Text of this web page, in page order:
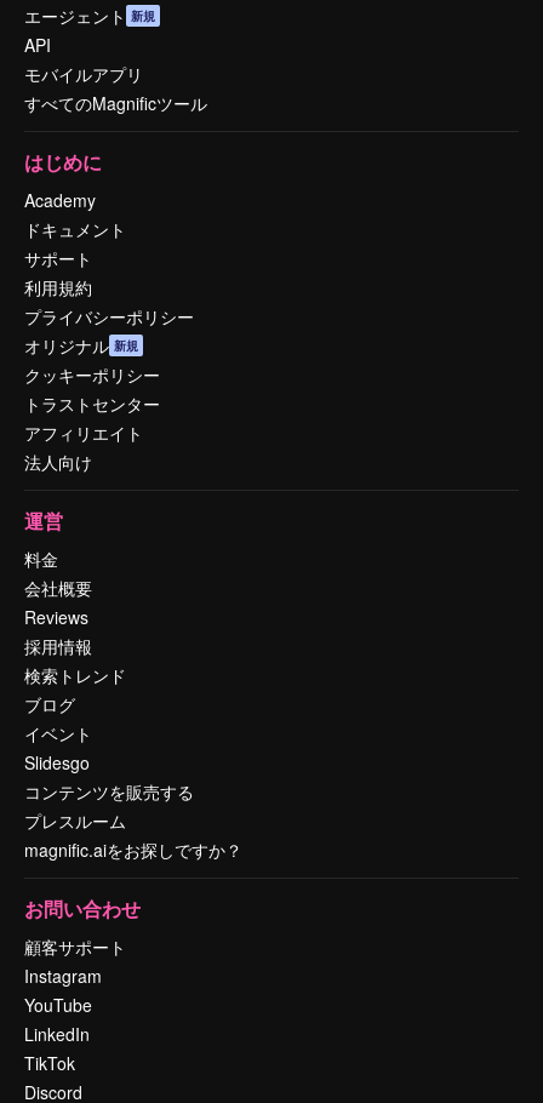
エージェント 新規
API
モバイルアプリ
すべてのMagnificツール
はじめに
Academy
ドキュメント
サポート
利用規約
プライバシーポリシー
オリジナル 新規
クッキーポリシー
トラストセンター
アフィリエイト
法人向け
運営
料金
会社概要
Reviews
採用情報
検索トレンド
ブログ
イベント
Slidesgo
コンテンツを販売する
プレスルーム
magnific.aiをお探しですか？
お問い合わせ
顧客サポート
Instagram
YouTube
LinkedIn
TikTok
Discord